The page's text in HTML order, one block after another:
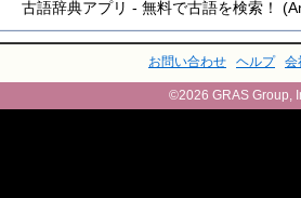
古語辞典アプリ - 無料で古語を検索！
お問い合わせ ヘルプ 会
©2026 GRAS Group,